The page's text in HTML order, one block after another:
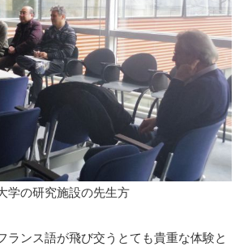
学の研究施設の先生方
ランス語が飛び交うとても貴重な体験と